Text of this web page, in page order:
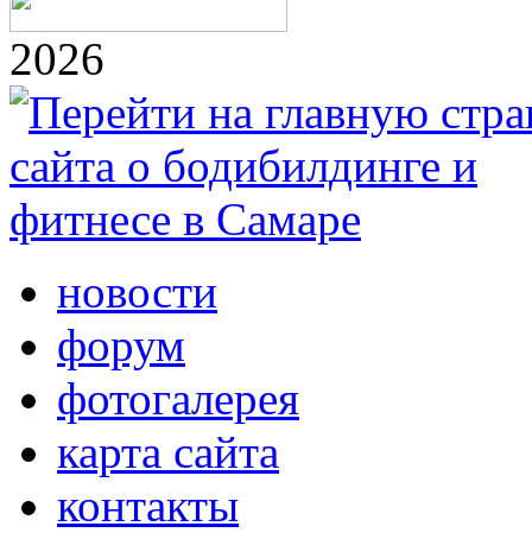
2026
новости
форум
фотогалерея
карта сайта
контакты